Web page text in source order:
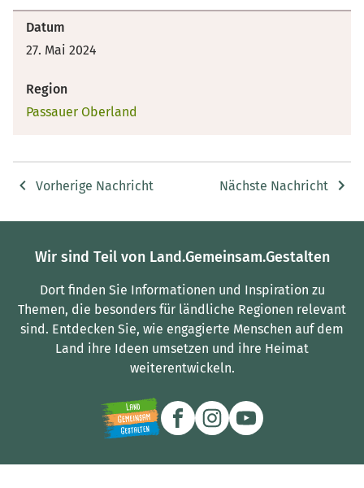
Datum
27. Mai 2024
Region
Passauer Oberland
Vorherige Nachricht Nächste Nachricht
Wir sind Teil von Land.Gemeinsam.Gestalten
Dort finden Sie Informationen und Inspiration zu
Themen, die besonders für ländliche Regionen relevant
sind. Entdecken Sie, wie engagierte Menschen auf dem
Land ihre Ideen umsetzen und ihre Heimat
weiterentwickeln.